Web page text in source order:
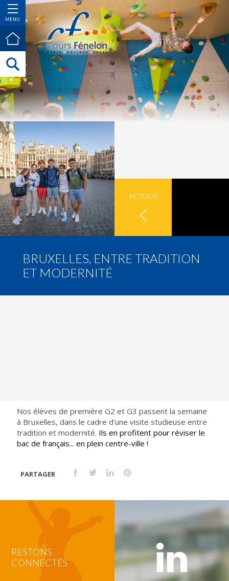
MENU
BRUXELLES, ENTRE TRADITION
ET MODERNITÉ
RETOUR
Nos élèves de première G2 et G3 passent la semaine
à Bruxelles, dans le cadre d'une visite studieuse entre
tradition et modernité. Ils en profitent pour réviser le
bac de français... en plein centre-ville !
PARTAGER
RESTONS
CONNECTÉS